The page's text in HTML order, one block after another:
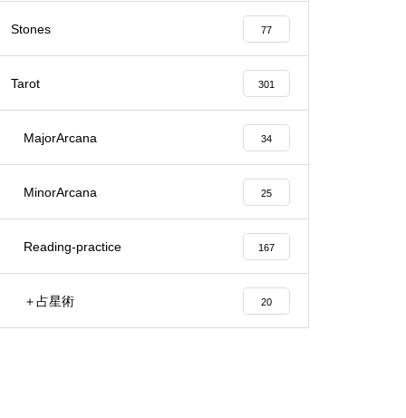
Stones 77
Tarot 301
MajorArcana 34
MinorArcana 25
Reading-practice 167
＋占星術 20